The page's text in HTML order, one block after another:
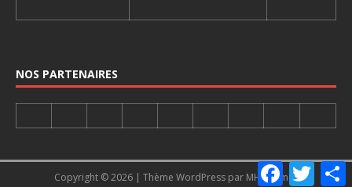
NOS PARTENAIRES
Copyright © 2026 | Thème WordPress par MH Themes
F
a
T
P